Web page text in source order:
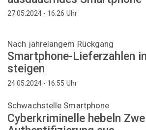
27.05.2024 - 16:26 Uhr
Nach jahrelangem Rückgang
Smartphone-Lieferzahlen
steigen
24.05.2024 - 16:55 Uhr
Schwachstelle Smartphone
Cyberkriminelle hebeln